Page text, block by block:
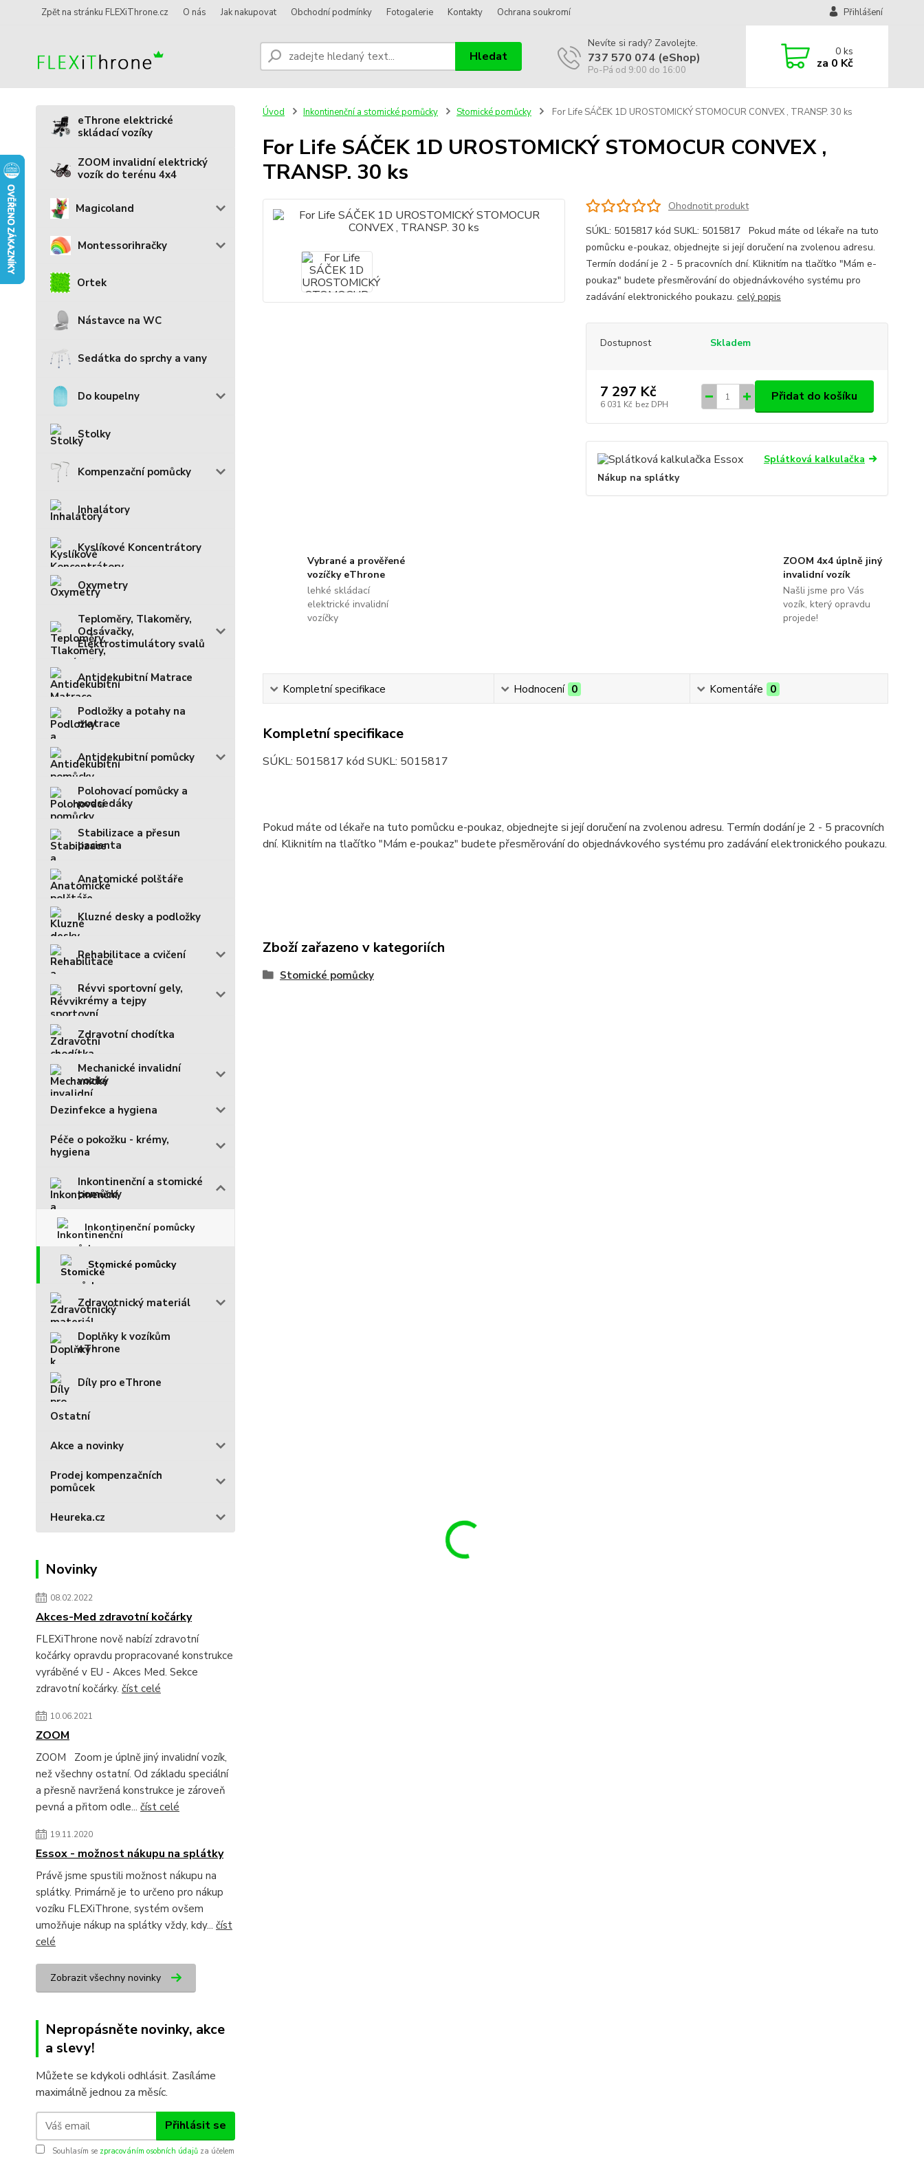
Zpět na stránku FLEXiThrone.cz O nás Jak nakupovat Obchodní podmínky Fotogalerie Kontakty Ochrana soukromí Přihlášení
Hledat
Nevíte si rady? Zavolejte.
737 570 074 (eShop)
Po-Pá od 9:00 do 16:00
0ks
za 0 Kč
eThrone elektrické
skládací vozíky
ZOOM invalidní elektrický
vozík do terénu 4x4
Magicoland
Montessorihračky
Ortek
Nástavce na WC
Sedátka do sprchy a vany
Do koupelny
Stolky
Kompenzační pomůcky
Inhalátory
Kyslíkové Koncentrátory
Oxymetry
Teploměry, Tlakoměry,
Odsávačky,
Elektrostimulátory svalů
Antidekubitní Matrace
Podložky a potahy na
matrace
Antidekubitní pomůcky
Polohovací pomůcky a
podsedáky
Stabilizace a přesun
pacienta
Anatomické polštáře
Kluzné desky a podložky
Rehabilitace a cvičení
Révvi sportovní gely,
krémy a tejpy
Zdravotní chodítka
Mechanické invalidní
vozíky
Dezinfekce a hygiena
Péče o pokožku - krémy,
hygiena
Inkontinenční a stomické
pomůcky
Inkontinenční pomůcky
Stomické pomůcky
Zdravotnický materiál
Doplňky k vozíkům
eThrone
Díly pro eThrone
Ostatní
Akce a novinky
Prodej kompenzačních
pomůcek
Heureka.cz
Novinky
08.02.2022
Akces-Med zdravotní kočárky
FLEXiThrone nově nabízí zdravotní
kočárky opravdu propracované konstrukce
vyráběné v EU - Akces Med. Sekce
zdravotní kočárky. číst celé
10.06.2021
ZOOM
ZOOM Zoom je úplně jiný invalidní vozík,
než všechny ostatní. Od základu speciální
a přesně navržená konstrukce je zároveň
pevná a přitom odle... číst celé
19.11.2020
Essox - možnost nákupu na splátky
Právě jsme spustili možnost nákupu na
splátky. Primárně je to určeno pro nákup
vozíku FLEXiThrone, systém ovšem
umožňuje nákup na splátky vždy, kdy... číst
celé
Zobrazit všechny novinky
Nepropásněte novinky, akce
a slevy!
Můžete se kdykoli odhlásit. Zasíláme
maximálně jednou za měsíc.
Přihlásit se
Souhlasím se zpracováním osobních údajů za účelem
Úvod Inkontinenční a stomické pomůcky Stomické pomůcky For Life SÁČEK 1D UROSTOMICKÝ STOMOCUR CONVEX , TRANSP. 30 ks
For Life SÁČEK 1D UROSTOMICKÝ STOMOCUR CONVEX ,
TRANSP. 30 ks
Ohodnotit produkt
SÚKL: 5015817 kód SUKL: 5015817 Pokud máte od lékaře na tuto
pomůcku e-poukaz, objednejte si její doručení na zvolenou adresu.
Termín dodání je 2 - 5 pracovních dní. Kliknitím na tlačítko "Mám e-
poukaz" budete přesměrování do objednávkového systému pro
zadávání elektronického poukazu. celý popis
Dostupnost Skladem
7 297 Kč
6 031 Kč bez DPH
Přidat do košíku
Splátková kalkulačka
Nákup na splátky
Vybrané a prověřené
vozíčky eThrone
lehké skládací
elektrické invalidní
vozíčky
ZOOM 4x4 úplně jiný
invalidní vozík
Našli jsme pro Vás
vozík, který opravdu
projede!
Kompletní specifikace Hodnocení 0 Komentáře 0
Kompletní specifikace
SÚKL: 5015817 kód SUKL: 5015817
Pokud máte od lékaře na tuto pomůcku e-poukaz, objednejte si její doručení na zvolenou adresu. Termín dodání je 2 - 5 pracovních
dní. Kliknitím na tlačítko "Mám e-poukaz" budete přesměrování do objednávkového systému pro zadávání elektronického poukazu.
Zboží zařazeno v kategoriích
Stomické pomůcky